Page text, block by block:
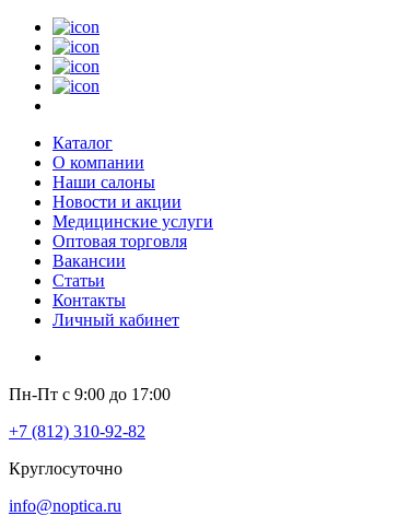
Каталог
О компании
Наши салоны
Новости и акции
Медицинские услуги
Оптовая торговля
Вакансии
Статьи
Контакты
Личный кабинет
Пн-Пт с 9:00 до 17:00
+7 (812) 310-92-82
Круглосуточно
info@noptica.ru